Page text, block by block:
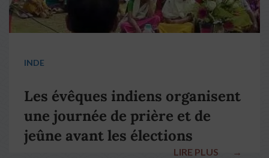
INDE
Les évêques indiens organisent
une journée de prière et de
jeûne avant les élections
LIRE PLUS →